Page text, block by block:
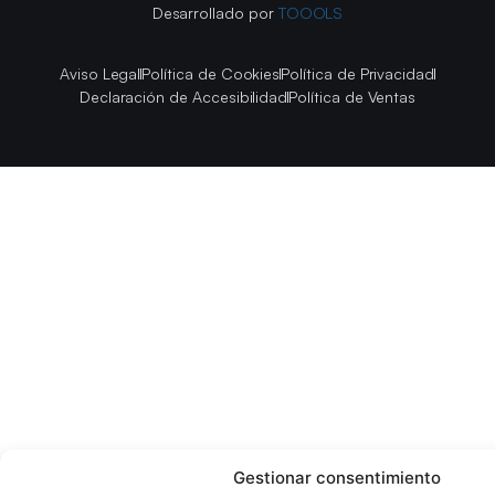
Gestionar consentimiento
Desarrollado por TOOOLS
Aviso LegalPolítica de CookiesPolítica de Privacidad
Declaración de AccesibilidadPolítica de Ventas